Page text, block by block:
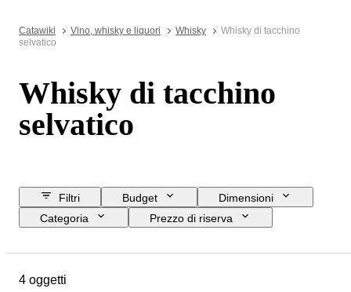
Catawiki Vino, whisky e liquori Whisky
Whisky di tacchino
selvatico
Whisky di tacchino
selvatico
Filtri Budget
Dimensioni
Categoria
Prezzo di riserva
Paese d’origine
4 oggetti